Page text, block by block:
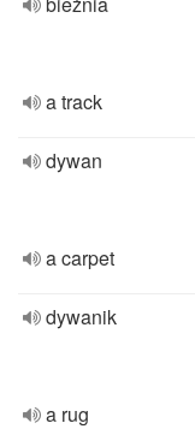
a track
dywan
a carpet
dywanik
a rug